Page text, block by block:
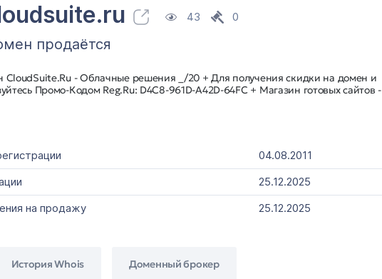
43 0
продаётся
CloudSuite.Ru - Oблачные решения _/20 + Для получения скидки на домен и
Промо-Кодом Reg.Ru: D4C8-961D-A42D-64FC + Магазин готовых сайтов -
04.08.2011
25.12.2025
на продажу
25.12.2025
История Whois Доменный брокер